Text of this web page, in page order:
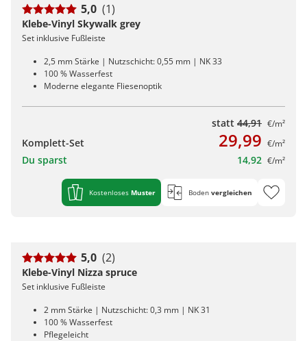
5,0 (1)
Klebe-Vinyl Skywalk grey
Set inklusive Fußleiste
2,5 mm Stärke | Nutzschicht: 0,55 mm | NK 33
100 % Wasserfest
Moderne elegante Fliesenoptik
statt 44,91 €/m²
Komplett-Set 29,99 €/m²
Du sparst 14,92 €/m²
Kostenloses Muster Boden vergleichen
5,0 (2)
Klebe-Vinyl Nizza spruce
Set inklusive Fußleiste
2 mm Stärke | Nutzschicht: 0,3 mm | NK 31
100 % Wasserfest
Pflegeleicht